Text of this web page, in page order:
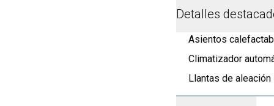
Detalles
Asientos
Climatizador
Llantas de aleación